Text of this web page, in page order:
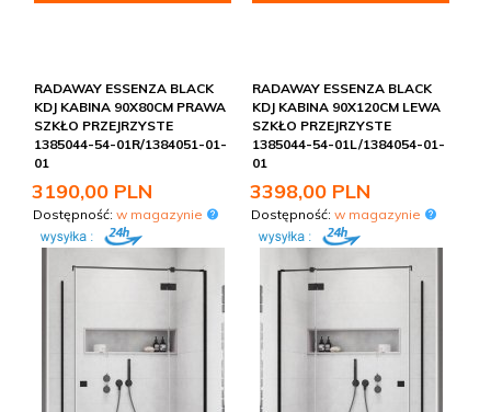
RADAWAY ESSENZA BLACK
KDJ KABINA 90X80CM PRAWA
SZKŁO PRZEJRZYSTE
1385044-54-01R/1384051-01-
01
3190,00 PLN
Dostępność: w magazynie
RADAWAY ESSENZA BLACK
KDJ KABINA 90X120CM LEWA
SZKŁO PRZEJRZYSTE
1385044-54-01L/1384054-01-
01
3398,00 PLN
Dostępność: w magazynie